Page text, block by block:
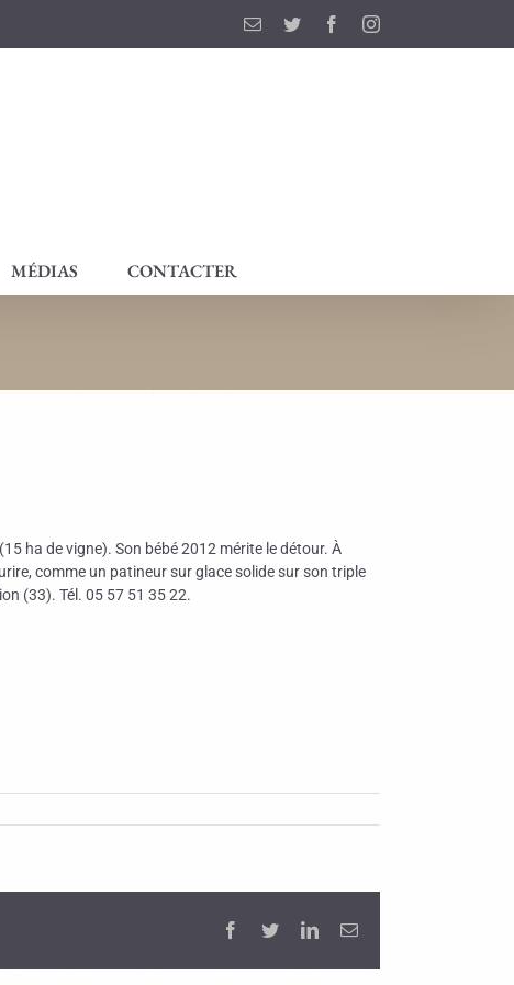
EmailTwitter FacebookInstagram
MÉDIAS CONTACTER
ha de vigne). Son bébé 2012 mérite le détour. À
comme un patineur sur glace solide sur son triple
(33). Tél. 05 57 51 35 22.
Facebook
TwitterLinkedInEmail